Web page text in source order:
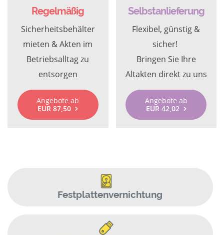
Regelmäßig
Sicherheitsbehälter
mieten & Akten im
Betriebsalltag zu
entsorgen
Angebote ab
EUR 87,50
Selbstanlieferung
Flexibel, günstig &
sicher!
Bringen Sie Ihre
Altakten direkt zu uns
Angebote ab
EUR 42,02
Festplattenvernichtung